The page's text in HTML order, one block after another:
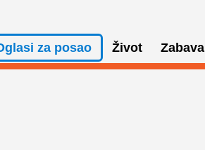
za posao Život Zabava